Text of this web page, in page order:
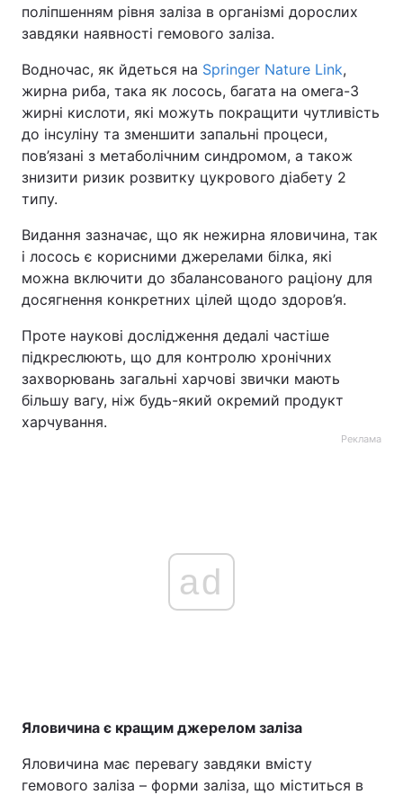
поліпшенням рівня заліза в організмі дорослих
завдяки наявності гемового заліза.
Водночас, як йдеться на Springer Nature Link,
жирна риба, така як лосось, багата на омега-3
жирні кислоти, які можуть покращити чутливість
до інсуліну та зменшити запальні процеси,
пов’язані з метаболічним синдромом, а також
знизити ризик розвитку цукрового діабету 2
типу.
Видання зазначає, що як нежирна яловичина, так
і лосось є корисними джерелами білка, які
можна включити до збалансованого раціону для
досягнення конкретних цілей щодо здоров’я.
Проте наукові дослідження дедалі частіше
підкреслюють, що для контролю хронічних
захворювань загальні харчові звички мають
більшу вагу, ніж будь-який окремий продукт
харчування.
Реклама
ad
Яловичина є кращим джерелом заліза
Яловичина має перевагу завдяки вмісту
гемового заліза – форми заліза, що міститься в